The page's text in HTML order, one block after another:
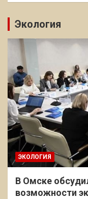
Экология
ЭКОЛОГИЯ
В Омске
возможности